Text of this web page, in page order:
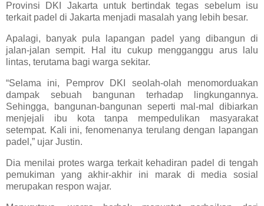
Provinsi DKI Jakarta untuk bertindak tegas sebelum isu
terkait padel di Jakarta menjadi masalah yang lebih besar.
Apalagi, banyak pula lapangan padel yang dibangun di
jalan-jalan sempit. Hal itu cukup mengganggu arus lalu
lintas, terutama bagi warga sekitar.
“Selama ini, Pemprov DKI seolah-olah menomorduakan
dampak sebuah bangunan terhadap lingkungannya.
Sehingga, bangunan-bangunan seperti mal-mal dibiarkan
menjejali ibu kota tanpa mempedulikan masyarakat
setempat. Kali ini, fenomenanya terulang dengan lapangan
padel,” ujar Justin.
Dia menilai protes warga terkait kehadiran padel di tengah
pemukiman yang akhir-akhir ini marak di media sosial
merupakan respon wajar.